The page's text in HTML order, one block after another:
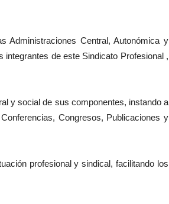
Central, Autonómica y
de este Sindicato Profesional ,
y social de sus componentes, instando a
Congresos, Publicaciones y
profesional y sindical, facilitando los